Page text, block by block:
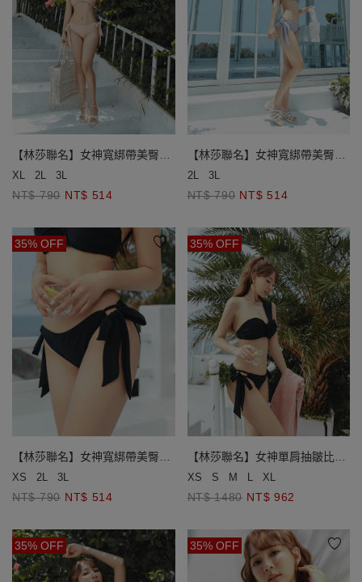
【林莎聯名】女神寬綁帶美臀泳
褲
XL 2L 3L
NT$ 790 NT$ 514
【林莎聯名】女神寬綁帶美臀泳
褲
2L 3L
NT$ 790 NT$ 514
35% OFF
【林莎聯名】女神寬綁帶美臀泳
褲
XS 2L 3L
NT$ 790 NT$ 514
35% OFF
【林莎聯名】女神單肩抽皺比基
尼
XS S M L XL
NT$ 1480 NT$ 962
35% OFF 35% OFF